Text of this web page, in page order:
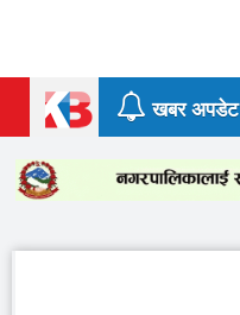
content
खबर अपडेट